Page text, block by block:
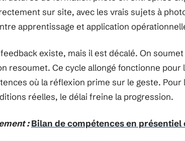
sur site, avec les vrais sujets à
apprentissage et application
existe, mais il est décalé. On
resoumet. Ce cycle allongé fonctionne pour
où la réflexion prime sur le geste.
réelles, le délai freine la progression.
: Bilan de compétences en